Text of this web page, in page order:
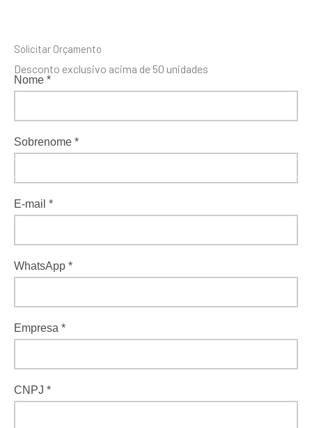
Solicitar Orçamento
Desconto exclusivo acima de 50 unidades